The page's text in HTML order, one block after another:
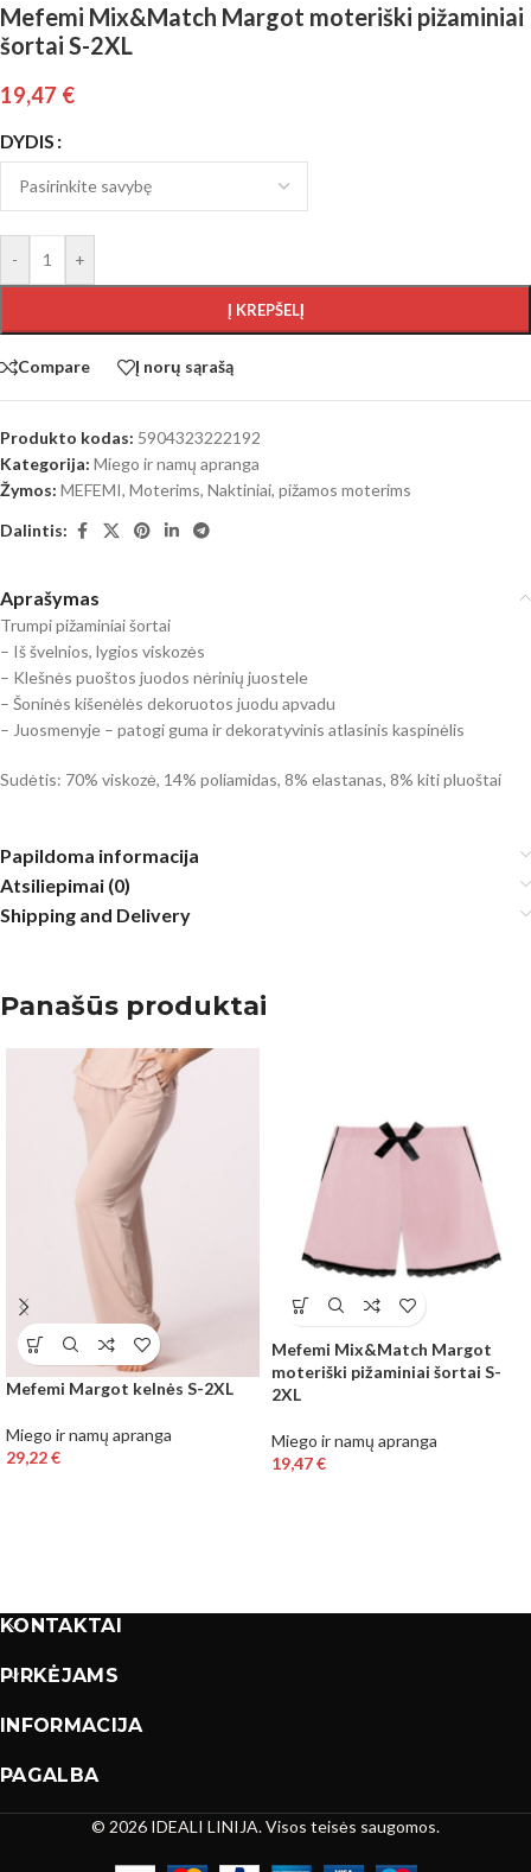
Mefemi Mix&Match Margot moteriški pižaminiai
šortai S-2XL
19,47 €
DYDIS
- +
Į KREPŠELĮ
Compare Į norų sąrašą
Produkto kodas: 5904323222192
Kategorija: Miego ir namų apranga
Žymos: MEFEMI, Moterims, Naktiniai, pižamos moterims
Dalintis:
Aprašymas
Trumpi pižaminiai šortai
– Iš švelnios, lygios viskozės
– Klešnės puoštos juodos nėrinių juostele
– Šoninės kišenėlės dekoruotos juodu apvadu
– Juosmenyje – patogi guma ir dekoratyvinis atlasinis kaspinėlis
Sudėtis: 70% viskozė, 14% poliamidas, 8% elastanas, 8% kiti pluoštai
Papildoma informacija
Atsiliepimai (0)
Shipping and Delivery
Panašūs produktai
Mefemi Margot kelnės S-2XL
Miego ir namų apranga
29,22€
Mefemi Mix&Match Margot
moteriški pižaminiai šortai S-
2XL
Miego ir namų apranga
19,47€
KONTAKTAI
PIRKĖJAMS
INFORMACIJA
PAGALBA
© 2026 IDEALI LINIJA. Visos teisės saugomos.